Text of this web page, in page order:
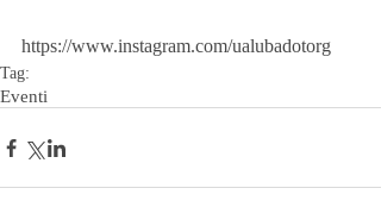
https://www.instagram.com/ualubadotorg
Tag:
Eventi